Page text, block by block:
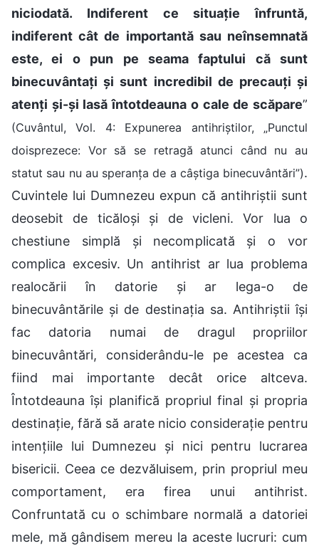
niciodată. Indiferent ce situație înfruntă,
indiferent cât de importantă sau neînsemnată
este, ei o pun pe seama faptului că sunt
binecuvântați și sunt incredibil de precauți și
atenți și-și lasă întotdeauna o cale de scăpare”
(Cuvântul, Vol. 4: Expunerea antihriștilor, „Punctul
doisprezece: Vor să se retragă atunci când nu au
statut sau nu au speranța de a câștiga binecuvântări”).
Cuvintele lui Dumnezeu expun că antihriștii sunt
deosebit de ticăloși și de vicleni. Vor lua o
chestiune simplă și necomplicată și o vor
complica excesiv. Un antihrist ar lua problema
realocării în datorie și ar lega-o de
binecuvântările și de destinația sa. Antihriștii își
fac datoria numai de dragul propriilor
binecuvântări, considerându-le pe acestea ca
fiind mai importante decât orice altceva.
Întotdeauna își planifică propriul final și propria
destinație, fără să arate nicio considerație pentru
intențiile lui Dumnezeu și nici pentru lucrarea
bisericii. Ceea ce dezvăluisem, prin propriul meu
comportament, era firea unui antihrist.
Confruntată cu o schimbare normală a datoriei
mele, mă gândisem mereu la aceste lucruri: cum